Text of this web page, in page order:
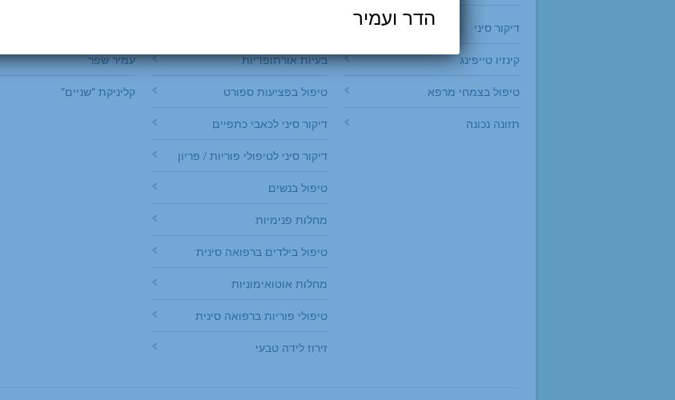
עמיר שפר
קליניקת "שניים"
בעיות אורתופדיות
טיפול בפציעות ספורט
דיקור סיני לכאבי כתפיים
דיקור סיני לטיפולי פוריות / פריון
טיפול בנשים
מחלות פנימיות
טיפול בילדים ברפואה סינית
מחלות אוטואימוניות
טיפולי פוריות ברפואה סינית
זירוז לידה טבעי
דיקור סיני
קינזיו טייפינג
טיפול בצמחי מרפא
תזונה נכונה
הדר ועמיר